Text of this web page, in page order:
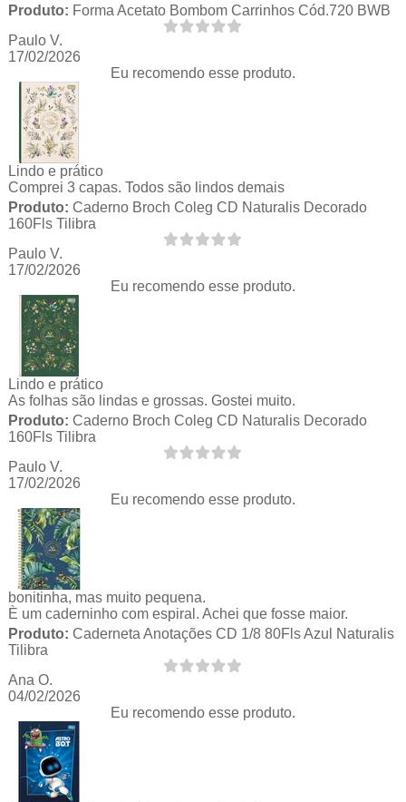
Produto: Forma Acetato Bombom Carrinhos Cód.720 BWB
Paulo V.
17/02/2026
Eu recomendo esse produto.
Lindo e prático
Comprei 3 capas. Todos são lindos demais
Produto: Caderno Broch Coleg CD Naturalis Decorado
160Fls Tilibra
Paulo V.
17/02/2026
Eu recomendo esse produto.
Lindo e prático
As folhas são lindas e grossas. Gostei muito.
Produto: Caderno Broch Coleg CD Naturalis Decorado
160Fls Tilibra
Paulo V.
17/02/2026
Eu recomendo esse produto.
bonitinha, mas muito pequena.
È um caderninho com espiral. Achei que fosse maior.
Produto: Caderneta Anotações CD 1/8 80Fls Azul Naturalis
Tilibra
Ana O.
04/02/2026
Eu recomendo esse produto.